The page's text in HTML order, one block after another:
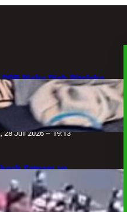
Rieke Diah Pitaloka
Aksi Main Hakim
Negara Tegakkan
28 Juli 2026 – 19:13
Satpam vs
Alphard di Bundaran HI,
Sang Sopir
Jabar